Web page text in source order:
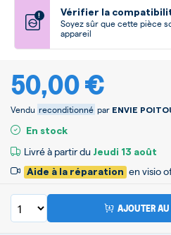
! Vérifier la
Soyez sûr que cette pièce
appareil
50,00 €
Vendu reconditionné par ENVIE
En stock
Livré à partir du Jeudi 13 août
Aide à la réparation en visio
AJOUTER